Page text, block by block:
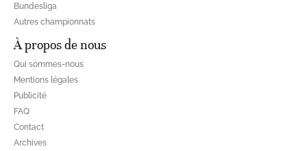
Bundesliga
Autres championnats
À propos de nous
Qui sommes-nous
Mentions légales
Publicité
FAQ
Contact
Archives